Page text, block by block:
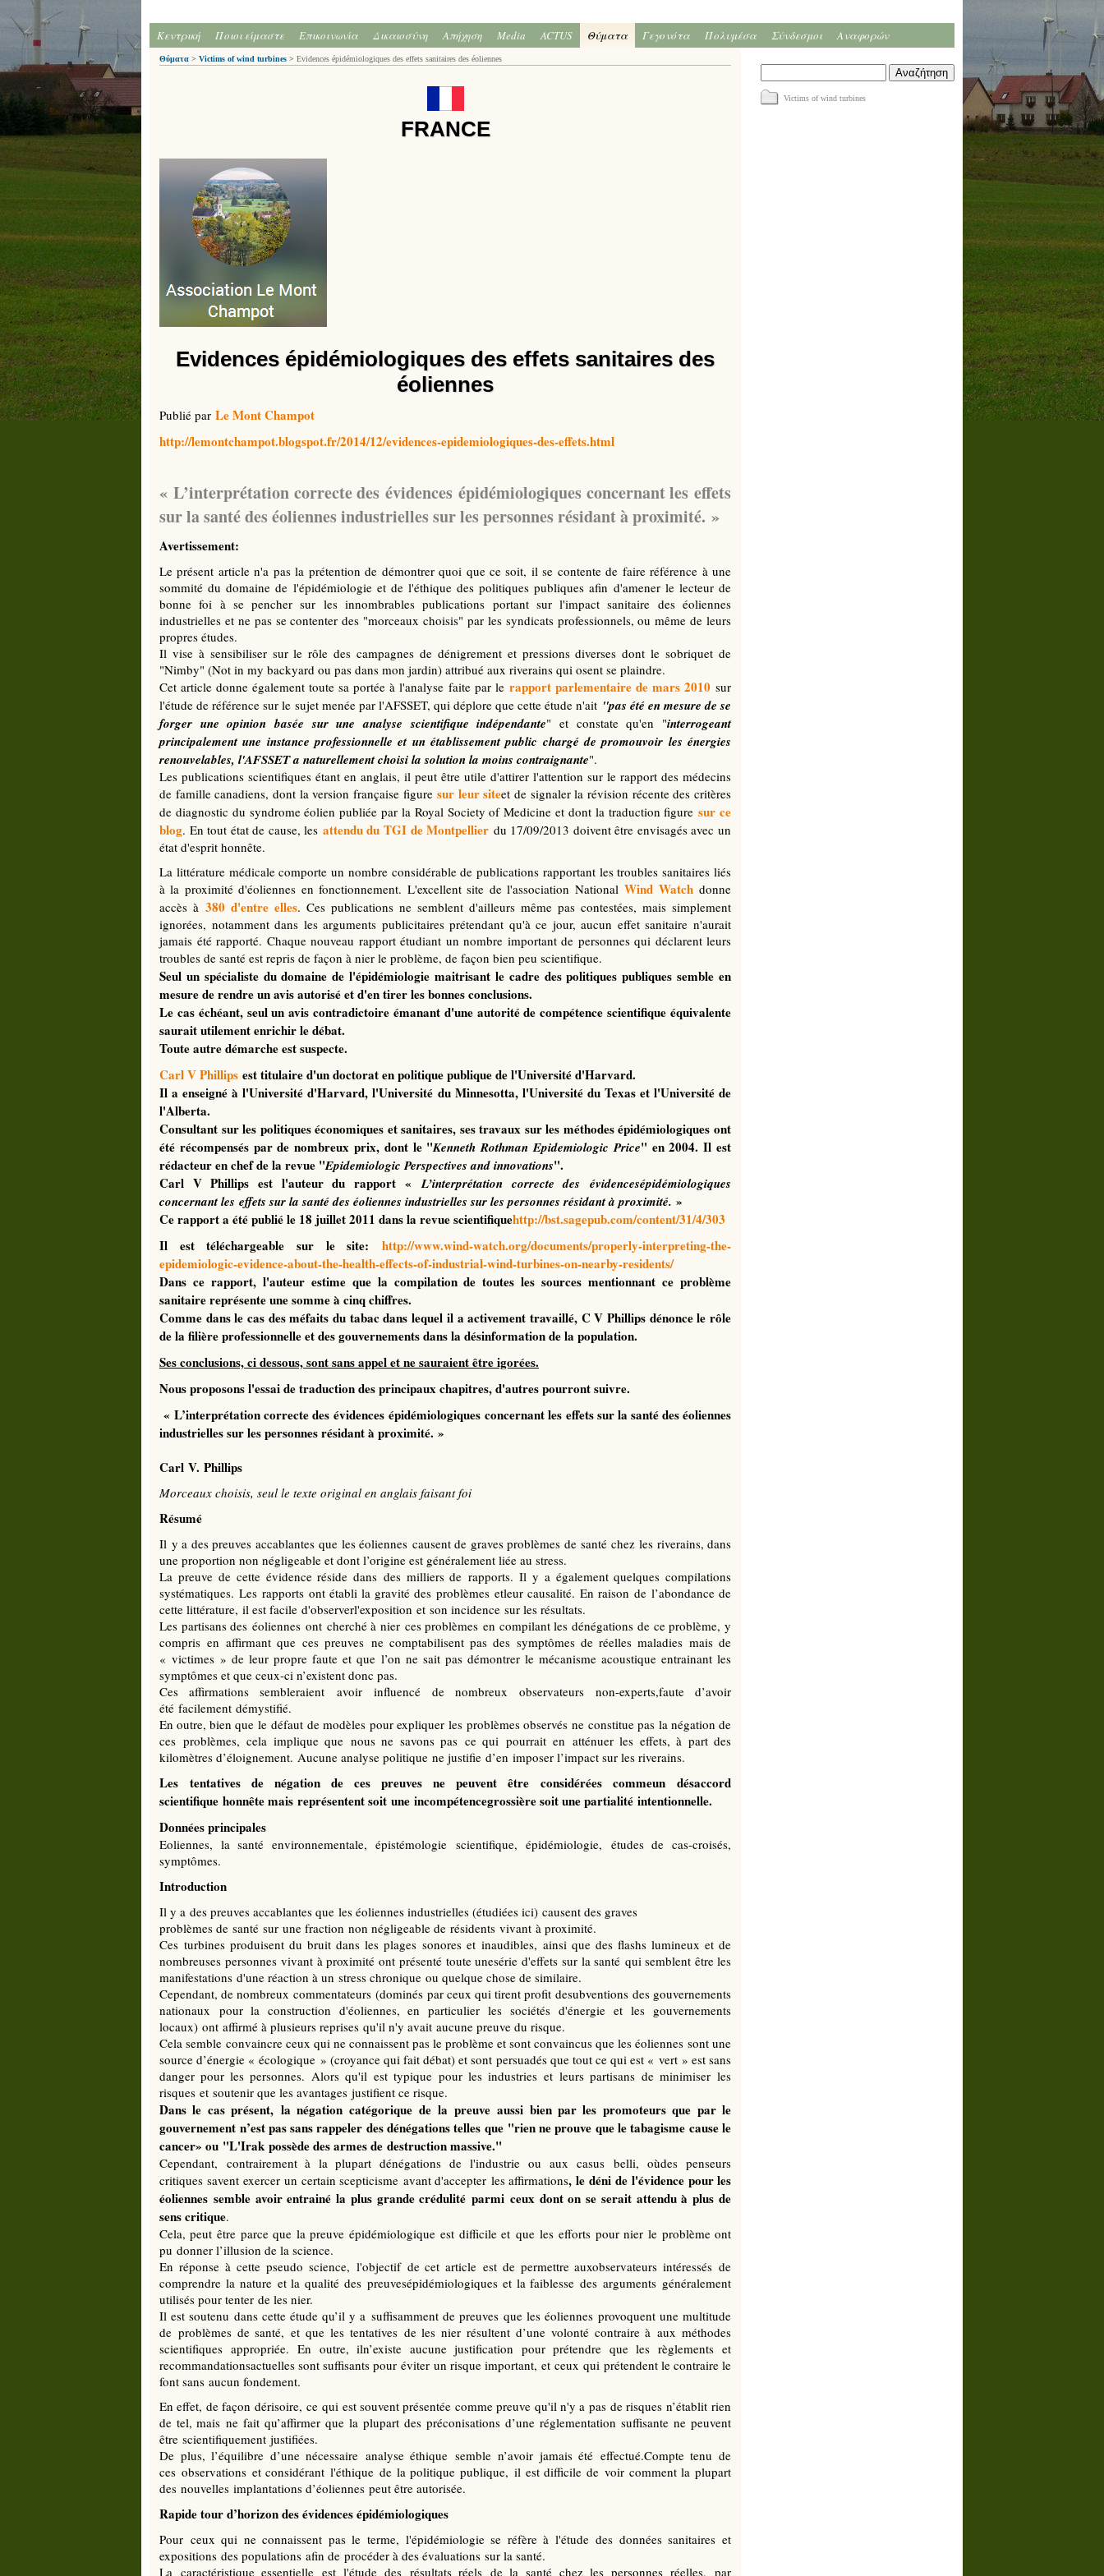
Κεντρική Ποιοι είμαστε Επικοινωνία Δικαιοσύνη Απήχηση Media ACTUS Θύματα Γεγονότα Πολυμέσα Σύνδεσμοι Αναφορών
Θύματα > Victims of wind turbines > Evidences épidémiologiques des effets sanitaires des éoliennes
FRANCE
Evidences épidémiologiques des effets sanitaires des
éoliennes
Publié par Le Mont Champot
http://lemontchampot.blogspot.fr/2014/12/evidences-epidemiologiques-des-effets.html
« L’interprétation correcte des évidences épidémiologiques concernant les effets
sur la santé des éoliennes industrielles sur les personnes résidant à proximité. »
Avertissement:
Le présent article n'a pas la prétention de démontrer quoi que ce soit, il se contente de faire référence à une
sommité du domaine de l'épidémiologie et de l'éthique des politiques publiques afin d'amener le lecteur de
bonne foi à se pencher sur les innombrables publications portant sur l'impact sanitaire des éoliennes
industrielles et ne pas se contenter des "morceaux choisis" par les syndicats professionnels, ou même de leurs
propres études.
Il vise à sensibiliser sur le rôle des campagnes de dénigrement et pressions diverses dont le sobriquet de
"Nimby" (Not in my backyard ou pas dans mon jardin) attribué aux riverains qui osent se plaindre.
Cet article donne également toute sa portée à l'analyse faite par le rapport parlementaire de mars 2010sur
l'étude de référence sur le sujet menée par l'AFSSET, qui déplore que cette étude n'ait "pas été en mesure de se
forger une opinion basée sur une analyse scientifique indépendante" et constate qu'en "interrogeant
principalement une instance professionnelle et un établissement public chargé de promouvoir les énergies
renouvelables, l'AFSSET a naturellement choisi la solution la moins contraignante".
Les publications scientifiques étant en anglais, il peut être utile d'attirer l'attention sur le rapport des médecins
de famille canadiens, dont la version française figuresur leur siteet de signaler la révision récente des critères
de diagnostic du syndrome éolien publiée par la Royal Society of Medicine et dont la traduction figuresur ce
blog. En tout état de cause, les attendu du TGI de Montpellier du 17/09/2013 doivent être envisagés avec un
état d'esprit honnête.
La littérature médicale comporte un nombre considérable de publications rapportant les troubles sanitaires liés
à la proximité d'éoliennes en fonctionnement. L'excellent site de l'association NationalWind Watchdonne
accès à 380 d'entre elles. Ces publications ne semblent d'ailleurs même pas contestées, mais simplement
ignorées, notamment dans les arguments publicitaires prétendant qu'à ce jour, aucun effet sanitaire n'aurait
jamais été rapporté. Chaque nouveau rapport étudiant un nombre important de personnes qui déclarent leurs
troubles de santé est repris de façon à nier le problème, de façon bien peu scientifique.
Seul un spécialiste du domaine de l'épidémiologie maitrisant le cadre des politiques publiques semble en
mesure de rendre un avis autorisé et d'en tirer les bonnes conclusions.
Le cas échéant, seul un avis contradictoire émanant d'une autorité de compétence scientifique équivalente
saurait utilement enrichir le débat.
Toute autre démarche est suspecte.
Carl V Phillips est titulaire d'un doctorat en politique publique de l'Université d'Harvard.
Il a enseigné à l'Université d'Harvard, l'Université du Minnesotta, l'Université du Texas et l'Université de
l'Alberta.
Consultant sur les politiques économiques et sanitaires, ses travaux sur les méthodes épidémiologiques ont
été récompensés par de nombreux prix, dont le "Kenneth Rothman Epidemiologic Price" en 2004. Il est
rédacteur en chef de la revue "Epidemiologic Perspectives and innovations".
Carl V Phillips est l'auteur du rapport «L’interprétation correcte des évidencesépidémiologiques
concernant les effets sur la santé des éoliennes industrielles sur les personnes résidant à proximité. »
Ce rapport a été publié le 18 juillet 2011 dans la revue scientifiquehttp://bst.sagepub.com/content/31/4/303
Il est téléchargeable sur le site:
http://www.wind-watch.org/documents/properly-interpreting-the-
epidemiologic-evidence-about-the-health-effects-of-industrial-wind-turbines-on-nearby-residents/
Dans ce rapport, l'auteur estime que la compilation de toutes les sources mentionnant ce problème
sanitaire représente une somme à cinq chiffres.
Comme dans le cas des méfaits du tabac dans lequel il a activement travaillé, C V Phillips dénonce le rôle
de la filière professionnelle et des gouvernements dans la désinformation de la population.
Ses conclusions, ci dessous, sont sans appel et ne sauraient être igorées.
Nous proposons l'essai de traduction des principaux chapitres, d'autres pourront suivre.
« L’interprétation correcte des évidences épidémiologiques concernant les effets sur la santé des éoliennes
industrielles sur les personnes résidant à proximité. »
Carl V. Phillips
Morceaux choisis, seul le texte original en anglais faisant foi
Résumé
Il y a des preuves accablantes que les éoliennes causent de graves problèmes de santé chez les riverains, dans
une proportion non négligeable et dont l’origine est généralement liée au stress.
La preuve de cette évidence réside dans des milliers de rapports. Il y a également quelques compilations
systématiques. Les rapports ont établi la gravité des problèmes etleur causalité. En raison de l’abondance de
cette littérature, il est facile d'observerl'exposition et son incidence sur les résultats.
Les partisans des éoliennes ont cherché à nier ces problèmes en compilant les dénégations de ce problème, y
compris en affirmant que ces preuves ne comptabilisent pas des symptômes de réelles maladies mais de
« victimes » de leur propre faute et que l’on ne sait pas démontrer le mécanisme acoustique entrainant les
symptômes et que ceux-ci n’existent donc pas.
Ces affirmations sembleraient avoir influencé de nombreux observateurs non-experts,faute d’avoir
été facilement démystifié.
En outre, bien que le défaut de modèles pour expliquer les problèmes observés ne constitue pas la négation de
ces problèmes, cela implique que nous ne savons pas ce qui pourrait en atténuer les effets, à part des
kilomètres d’éloignement. Aucune analyse politique ne justifie d’en imposer l’impact sur les riverains.
Les tentatives de négation de ces preuves ne peuvent être considérées commeun désaccord
scientifique honnête mais représentent soit une incompétencegrossière soit une partialité intentionnelle.
Données principales
Eoliennes, la santé environnementale, épistémologie scientifique, épidémiologie, études de cas-croisés,
symptômes.
Introduction
Il y a des preuves accablantes que les éoliennes industrielles (étudiées ici) causent des graves
problèmes de santé sur une fraction non négligeable de résidents vivant à proximité.
Ces turbines produisent du bruit dans les plages sonores et inaudibles, ainsi que des flashs lumineux et de
nombreuses personnes vivant à proximité ont présenté toute unesérie d'effets sur la santé qui semblent être les
manifestations d'une réaction à un stress chronique ou quelque chose de similaire.
Cependant, de nombreux commentateurs (dominés par ceux qui tirent profit desubventions des gouvernements
nationaux pour la construction d'éoliennes, en particulier les sociétés d'énergie et les gouvernements
locaux) ont affirmé à plusieurs reprises qu'il n'y avait aucune preuve du risque.
Cela semble convaincre ceux qui ne connaissent pas le problème et sont convaincus que les éoliennes sont une
source d’énergie « écologique » (croyance qui fait débat) et sont persuadés que tout ce qui est « vert » est sans
danger pour les personnes. Alors qu'il est typique pour les industries et leurs partisans de minimiser les
risques et soutenir que les avantages justifient ce risque.
Dans le cas présent, la négation catégorique de la preuve aussi bien par les promoteurs que par le
gouvernement n’est pas sans rappeler des dénégations telles que "rien ne prouve que le tabagisme cause le
cancer» ou "L'Irak possède des armes de destruction massive."
Cependant, contrairement à la plupart dénégations de l'industrie ou aux casus belli, oùdes penseurs
critiques savent exercer un certain scepticisme avant d'accepter les affirmations, le déni de l'évidence pour les
éoliennes semble avoir entrainé la plus grande crédulité parmi ceux dont on se serait attendu à plus de
sens critique.
Cela, peut être parce que la preuve épidémiologique est difficile et que les efforts pour nier le problème ont
pu donner l’illusion de la science.
En réponse à cette pseudo science, l'objectif de cet article est de permettre auxobservateurs intéressés de
comprendre la nature et la qualité des preuvesépidémiologiques et la faiblesse des arguments généralement
utilisés pour tenter de les nier.
Il est soutenu dans cette étude qu’il y a suffisamment de preuves que les éoliennes provoquent une multitude
de problèmes de santé, et que les tentatives de les nier résultent d’une volonté contraire à aux méthodes
scientifiques appropriée. En outre, iln’existe aucune justification pour prétendre que les règlements et
recommandationsactuelles sont suffisants pour éviter un risque important, et ceux qui prétendent le contraire le
font sans aucun fondement.
En effet, de façon dérisoire, ce qui est souvent présentée comme preuve qu'il n'y a pas de risques n’établit rien
de tel, mais ne fait qu’affirmer que la plupart des préconisations d’une réglementation suffisante ne peuvent
être scientifiquement justifiées.
De plus, l’équilibre d’une nécessaire analyse éthique semble n’avoir jamais été effectué.Compte tenu de
ces observations et considérant l'éthique de la politique publique, il est difficile de voir comment la plupart
des nouvelles implantations d’éoliennes peut être autorisée.
Rapide tour d’horizon des évidences épidémiologiques
Pour ceux qui ne connaissent pas le terme, l'épidémiologie se réfère à l'étude des données sanitaires et
expositions des populations afin de procéder à des évaluations sur la santé.
La caractéristique essentielle est l'étude des résultats réels de la santé chez les personnes réelles, par